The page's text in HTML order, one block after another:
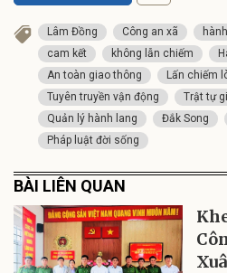
Lâm Đồng Công an xã
cam kết
không lẫn chiếm
An toàn giao thông
Lấn chiếm
Tuyên truyền vận động
Trật tự
Quản lý hành lang
Đắk Song
Pháp luật đời sống
BÀI LIÊN QUAN